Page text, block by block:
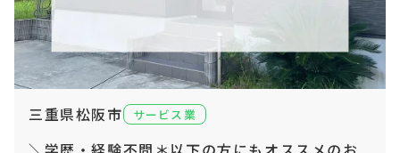
三重県松阪市 サービス業